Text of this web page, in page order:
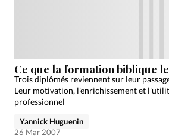
Devise:CHF
RUBRIQUES
Actualité internationale
Ce que la formation biblique
Trois diplômés reviennent sur leur
Leur motivation, l’enrichissement et
professionnel
Yannick Huguenin
26 Mar 2007